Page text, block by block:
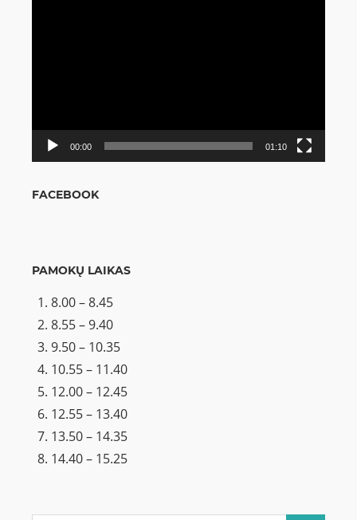
00:00 01:10
FACEBOOK
PAMOKŲ LAIKAS
8.00 – 8.45
8.55 – 9.40
9.50 – 10.35
10.55 – 11.40
12.00 – 12.45
12.55 – 13.40
13.50 – 14.35
14.40 – 15.25